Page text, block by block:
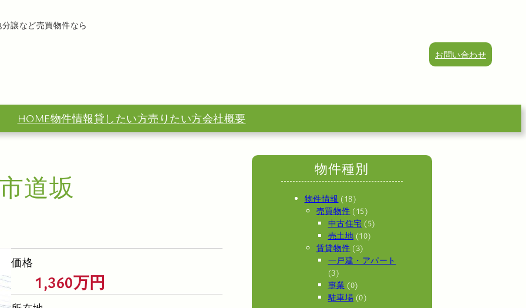
譲など売買物件なら
お問い合わせ
HOME物件情報貸したい方売りたい方会社概要
道坂
価格
1,360万円
物件種別
物件情報 (18)
売買物件 (15)
中古住宅 (5)
売土地 (10)
賃貸物件 (3)
一戸建・アパート
(3)
事業 (0)
駐車場 (0)